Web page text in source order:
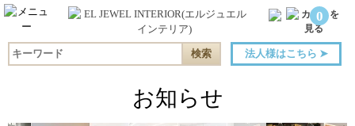
0
法人様はこちら ➤
お知らせ